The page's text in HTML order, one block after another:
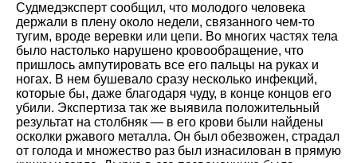
Судмедэксперт сообщил, что молодого человека
держали в плену около недели, связанного чем-то
тугим, вроде веревки или цепи. Во многих частях тела
было настолько нарушено кровообращение, что
пришлось ампутировать все его пальцы на руках и
ногах. В нем бушевало сразу несколько инфекций,
которые бы, даже благодаря чуду, в конце концов его
убили. Экспертиза так же выявила положительный
результат на столбняк — в его крови были найдены
осколки ржавого металла. Он был обезвожен, страдал
от голода и множество раз был изнасилован в прямую